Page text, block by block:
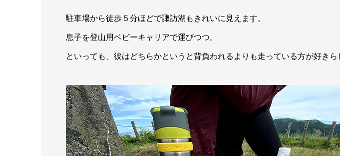
駐車場から徒歩５分ほどで諏訪湖もきれいに見えます。
息子を登山用ベビーキャリアで運びつつ。
といっても、彼はどちらかというと背負われるよりも走っている方が好きら